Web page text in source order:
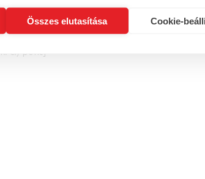
Összes elutasítása Cookie-
telefonszáma; e-mail címe
c.) pont]